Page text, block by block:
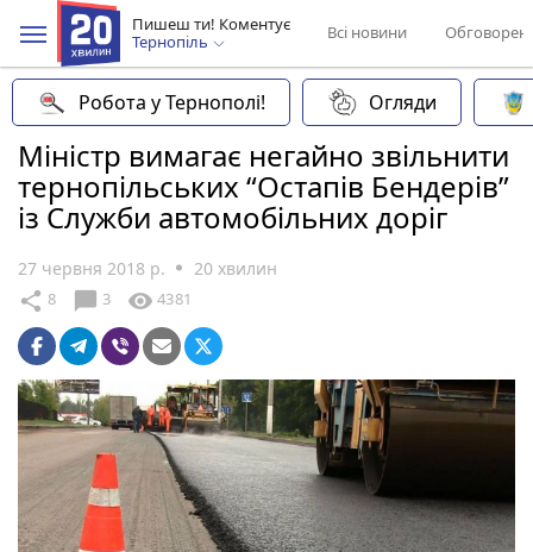
Пишеш ти! Коментує
Тернопіль
Всі новини
Робота у Тернополі! Огляди
Міністр вимагає негайно звільнити
тернопільських “Остапів Бендерів”
із Служби автомобільних доріг
27 червня 2018 р. 20 хвилин
share 8 chat_bubble 3 visibility 4381